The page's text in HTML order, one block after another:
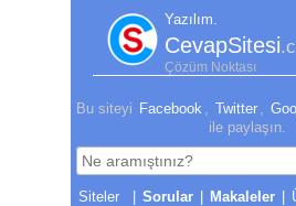
Yazılım.
CevapSitesi
Çözüm Noktası
Bu siteyi Facebook Twitter
ile paylaşın.
| Sorular | Makaleler |